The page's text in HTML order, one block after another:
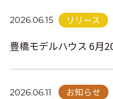
2026.06.15 リリース
豊橋モデルハウス 6月
2026.06.11 お知らせ